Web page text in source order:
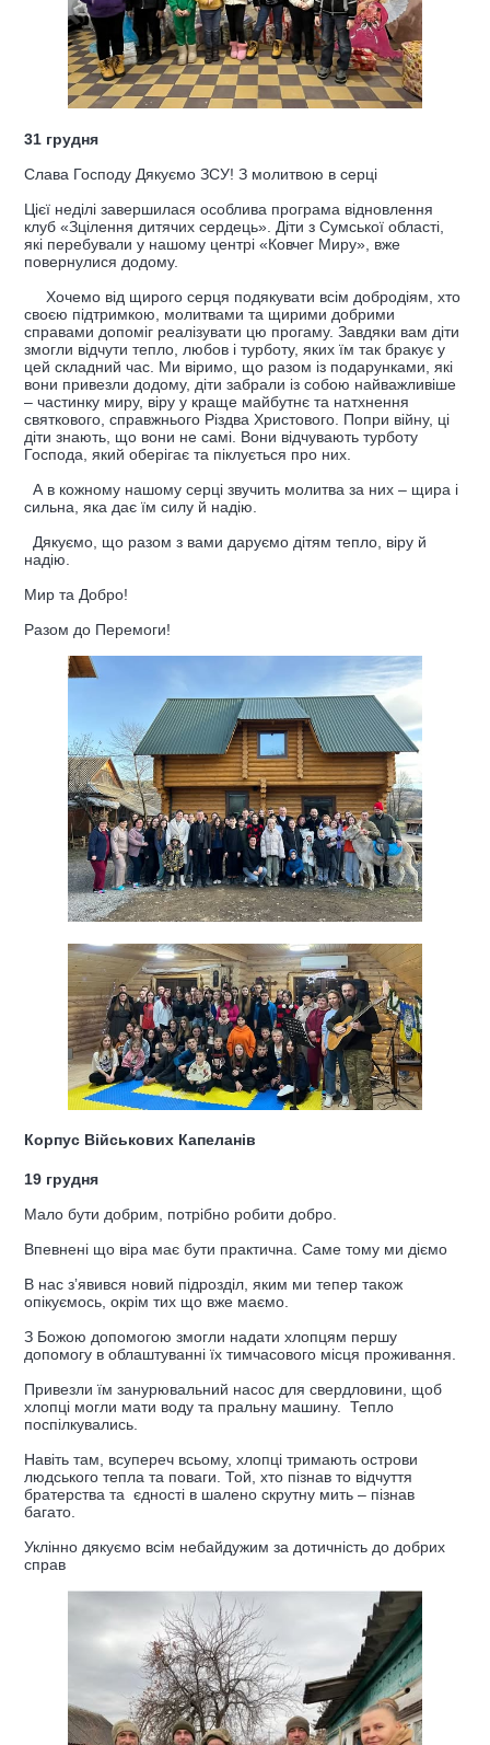
31 грудня
Слава Господу Дякуємо ЗСУ! З молитвою в серці
Цієї неділі завершилася особлива програма відновлення
клуб «Зцілення дитячих сердець». Діти з Сумської області,
які перебували у нашому центрі «Ковчег Миру», вже
повернулися додому.
Хочемо від щирого серця подякувати всім добродіям, хто
своєю підтримкою, молитвами та щирими добрими
справами допоміг реалізувати цю прогаму. Завдяки вам діти
змогли відчути тепло, любов і турботу, яких їм так бракує у
цей складний час. Ми віримо, що разом із подарунками, які
вони привезли додому, діти забрали із собою найважливіше
– частинку миру, віру у краще майбутнє та натхнення
святкового, справжнього Різдва Христового. Попри війну, ці
діти знають, що вони не самі. Вони відчувають турботу
Господа, який оберігає та піклується про них.
А в кожному нашому серці звучить молитва за них – щира і
сильна, яка дає їм силу й надію.
Дякуємо, що разом з вами даруємо дітям тепло, віру й
надію.
Мир та Добро!
Разом до Перемоги!
Корпус Військових Капеланів
19 грудня
Мало бути добрим, потрібно робити добро.
Впевнені що віра має бути практична. Саме тому ми діємо
В нас зʼявився новий підрозділ, яким ми тепер також
опікуємось, окрім тих що вже маємо.
З Божою допомогою змогли надати хлопцям першу
допомогу в облаштуванні їх тимчасового місця проживання.
Привезли їм занурювальний насос для свердловини, щоб
хлопці могли мати воду та пральну машину. Тепло
поспілкувались.
Навіть там, всупереч всьому, хлопці тримають острови
людського тепла та поваги. Той, хто пізнав то відчуття
братерства та єдності в шалено скрутну мить – пізнав
багато.
Уклінно дякуємо всім небайдужим за дотичність до добрих
справ